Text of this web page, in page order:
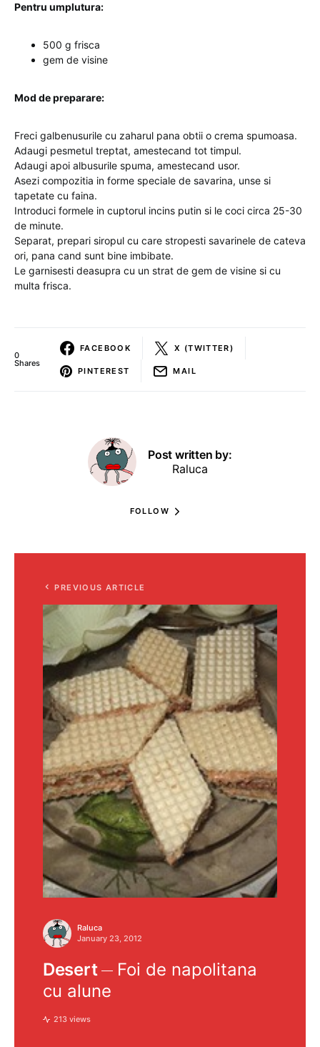
Pentru umplutura:
500 g frisca
gem de visine
Mod de preparare:
Freci galbenusurile cu zaharul pana obtii o crema spumoasa.
Adaugi pesmetul treptat, amestecand tot timpul.
Adaugi apoi albusurile spuma, amestecand usor.
Asezi compozitia in forme speciale de savarina, unse si
tapetate cu faina.
Introduci formele in cuptorul incins putin si le coci circa 25-30
de minute.
Separat, prepari siropul cu care stropesti savarinele de cateva
ori, pana cand sunt bine imbibate.
Le garnisesti deasupra cu un strat de gem de visine si cu
multa frisca.
0
Shares
FACEBOOK X (TWITTER)
PINTEREST MAIL
Post written by:
Raluca
FOLLOW
PREVIOUS ARTICLE
Raluca
January 23, 2012
Desert
Foi de napolitana
cu alune
213 views